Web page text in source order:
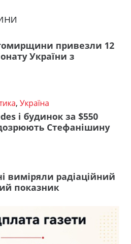
привезли 12
України з
, Україна
і будинок за $550
Стефанішину
радіаційний
показник